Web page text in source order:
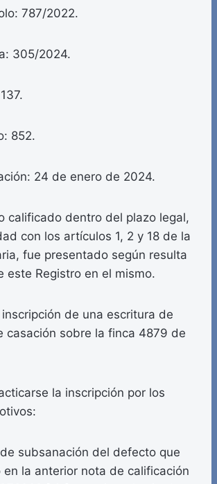
787/2022.
305/2024.
852.
24 de enero de 2024.
calificado dentro del plazo legal,
con los artículos 1, 2 y 18 de la
fue presentado según resulta
este Registro en el mismo.
de una escritura de
casación sobre la finca 4879 de
la inscripción por los
subsanación del defecto que
en la anterior nota de calificación